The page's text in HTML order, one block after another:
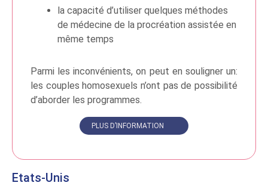
la capacité d’utiliser quelques méthodes
de médecine de la procréation assistée en
même temps
Parmi les inconvénients, on peut en souligner un:
les couples homosexuels n’ont pas de possibilité
d’aborder les programmes.
PLUS D’INFORMATION
Etats-Unis